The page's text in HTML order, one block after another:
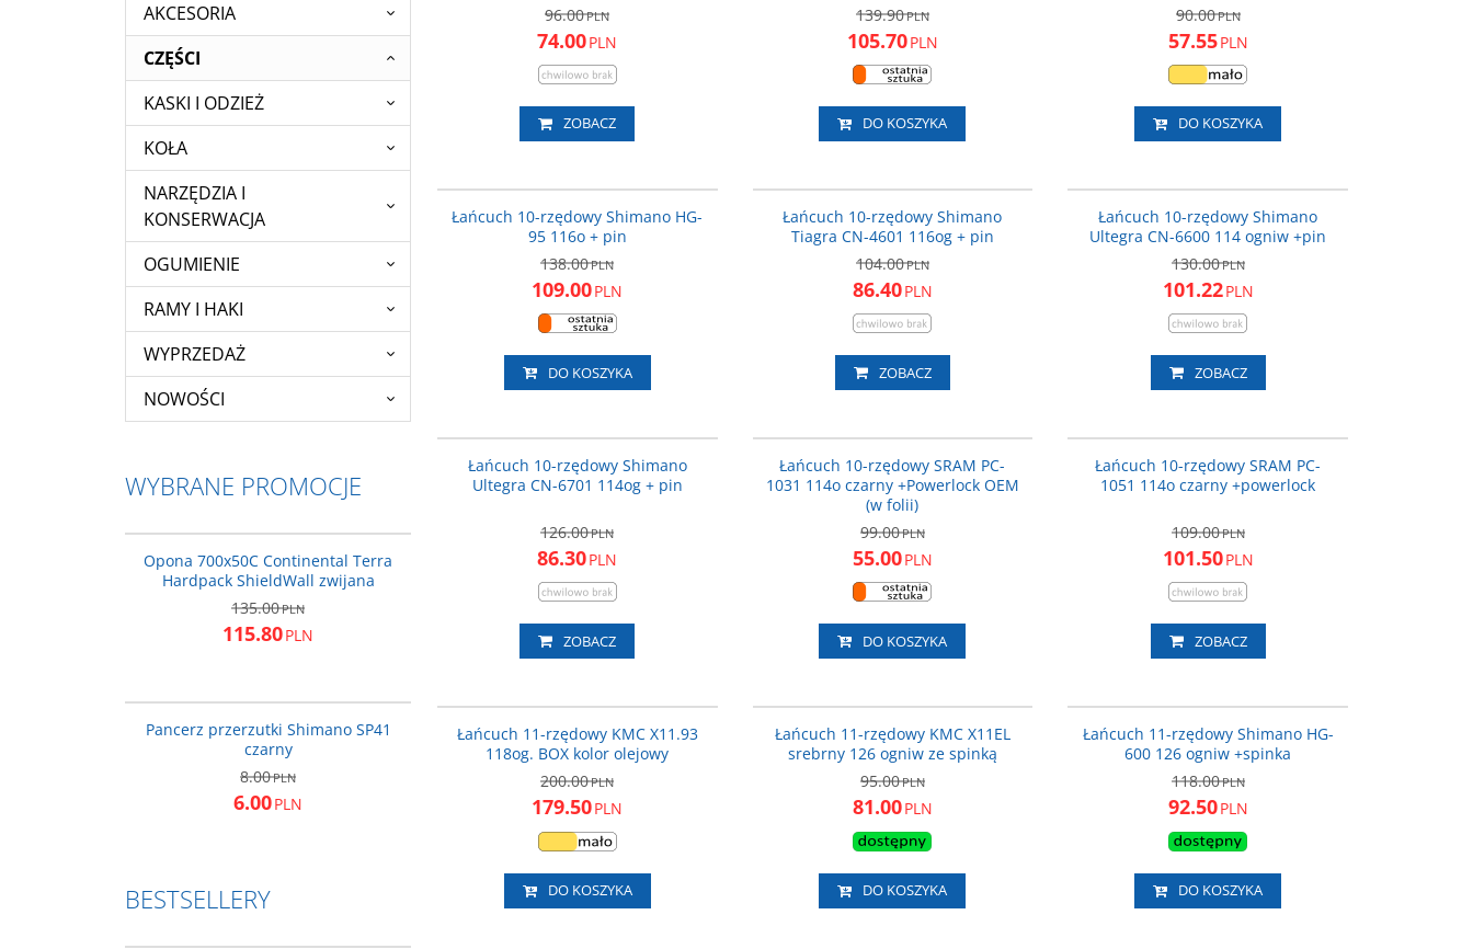
96.00PLN
74.00PLN
ZOBACZ
139.90PLN
105.70PLN
DO KOSZYKA
90.00PLN
57.55PLN
DO KOSZYKA
Łańcuch 10-rzędowy Shimano HG-
95 116o + pin
138.00PLN
109.00PLN
DO KOSZYKA
Łańcuch 10-rzędowy Shimano
Tiagra CN-4601 116og + pin
104.00PLN
86.40PLN
ZOBACZ
Łańcuch 10-rzędowy Shimano
Ultegra CN-6600 114 ogniw +pin
130.00PLN
101.22PLN
ZOBACZ
Łańcuch 10-rzędowy Shimano
Ultegra CN-6701 114og + pin
126.00PLN
86.30PLN
ZOBACZ
Łańcuch 10-rzędowy SRAM PC-
1031 114o czarny +Powerlock OEM
(w folii)
99.00PLN
55.00PLN
DO KOSZYKA
Łańcuch 10-rzędowy SRAM PC-
1051 114o czarny +powerlock
109.00PLN
101.50PLN
ZOBACZ
Łańcuch 11-rzędowy KMC X11.93
118og. BOX kolor olejowy
200.00PLN
179.50PLN
DO KOSZYKA
Łańcuch 11-rzędowy KMC X11EL
srebrny 126 ogniw ze spinką
95.00PLN
81.00PLN
DO KOSZYKA
Łańcuch 11-rzędowy Shimano HG-
600 126 ogniw +spinka
118.00PLN
92.50PLN
DO KOSZYKA
AKCESORIA
CZĘŚCI
KASKI I ODZIEŻ
KOŁA
NARZĘDZIA I
KONSERWACJA
OGUMIENIE
RAMY I HAKI
WYPRZEDAŻ
NOWOŚCI
WYBRANE PROMOCJE
Opona 700x50C Continental Terra
Hardpack ShieldWall zwijana
135.00PLN
115.80PLN
Pancerz przerzutki Shimano SP41
czarny
8.00PLN
6.00PLN
BESTSELLERY